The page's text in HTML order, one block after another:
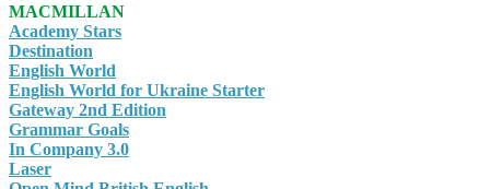
MACMILLAN
Academy Stars
Destination
English World
English World for Ukraine Starter
Gateway 2nd Edition
Grammar Goals
In Company 3.0
Laser